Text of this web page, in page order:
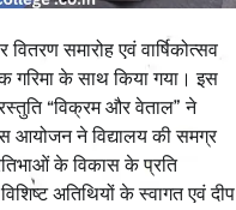
समारोह एवं वार्षिकोत्सव
गरिमा के साथ किया गया। इस
“विक्रम और वेताल” ने
आयोजन ने विद्यालय की समग्र
के विकास के प्रति
अतिथियों के स्वागत एवं दीप